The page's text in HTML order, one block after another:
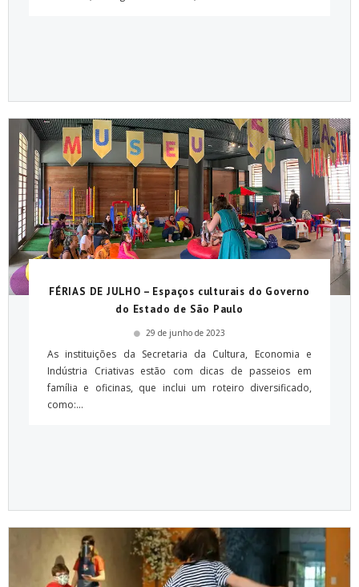
FÉRIAS DE JULHO – Espaços culturais do Governo
do Estado de São Paulo
29 de junho de 2023
As instituições da Secretaria da Cultura, Economia e
Indústria Criativas estão com dicas de passeios em
família e oficinas, que inclui um roteiro diversificado,
como:...